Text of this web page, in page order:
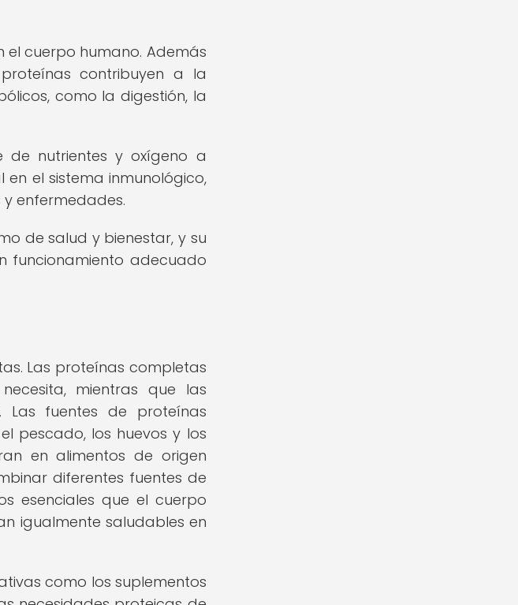
cuerpo humano. Además
contribuyen a la
como la digestión, la
de nutrientes y oxígeno a
el sistema inmunológico,
enfermedades.
de salud y bienestar, y su
funcionamiento adecuado
Las proteínas completas
mientras que las
fuentes de proteínas
pescado, los huevos y los
en alimentos de origen
diferentes fuentes de
esenciales que el cuerpo
igualmente saludables en
como los suplementos